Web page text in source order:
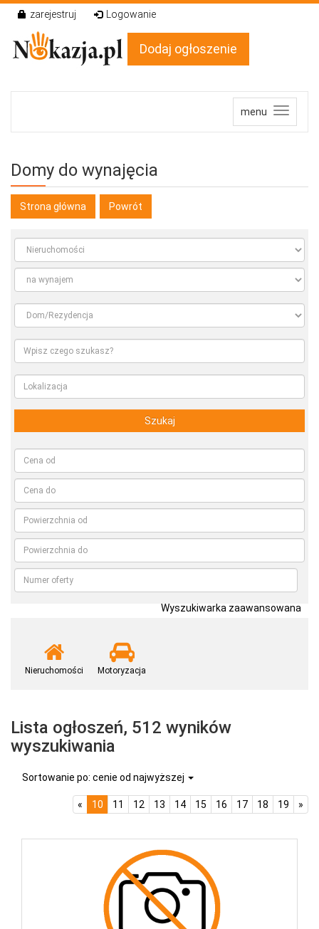
zarejestruj Logowanie
Dodaj ogłoszenie
menu
Domy do wynajęcia
Strona główna Powrót
Szukaj
Wyszukiwarka zaawansowana
Nieruchomości Motoryzacja
Lista ogłoszeń, 512 wyników
wyszukiwania
Sortowanie po: cenie od najwyższej
« 10 11 12 13 14 15 16 17 18 19 »